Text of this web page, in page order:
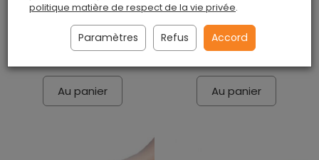
PLINTHES EN LIÈGE LP-1
60cm
Disponible
Au panier
PLINTHES EN LIÈGE LP-
2 60cm
Disponible
Au panier
politique matière de respect de la vie privée.
Paramètres Refus Accord